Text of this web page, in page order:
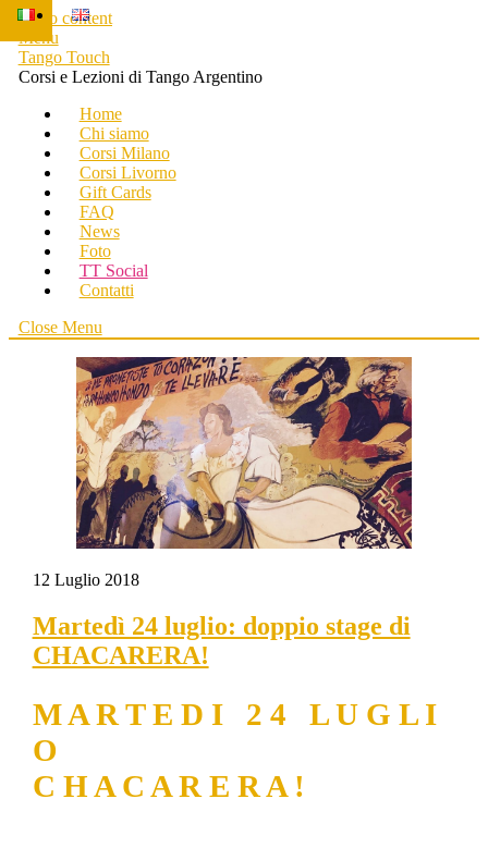
Skip to content
Menu
Tango Touch
Corsi e Lezioni di Tango Argentino
Home
Chi siamo
Corsi Milano
Corsi Livorno
Gift Cards
FAQ
News
Foto
TT Social
Contatti
Close Menu
12 Luglio 2018
Martedì 24 luglio: doppio stage di
CHACARERA!
M A R T E D I 2 4 L U G L I
O
C H A C A R E R A !